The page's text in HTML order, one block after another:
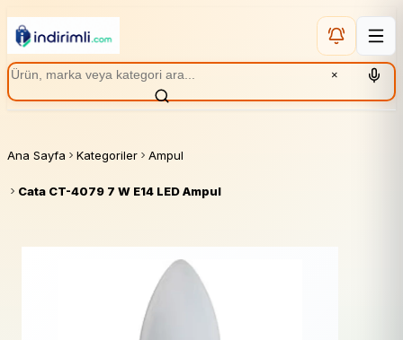
×
Ana Sayfa Kategoriler Ampul
Cata CT-4079 7 W E14 LED Ampul